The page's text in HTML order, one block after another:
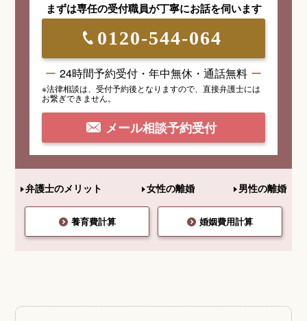
まずは専任の受付職員が丁寧にお話を伺います
0120-544-064
24時間予約受付・年中無休・通話無料
※法律相談は、受付予約後となりますので、 直接弁護士には
お繋ぎできません。
メール相談予約受付
弁護士のメリット 女性の離婚 男性の離婚
養育費計算 婚姻費用計算